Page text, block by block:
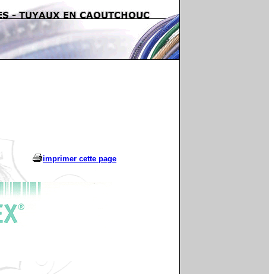
imprimer cette page